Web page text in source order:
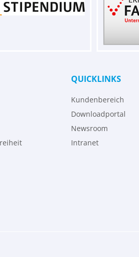
QUICKLINKS
Kundenbereich
Downloadportal
Newsroom
Intranet